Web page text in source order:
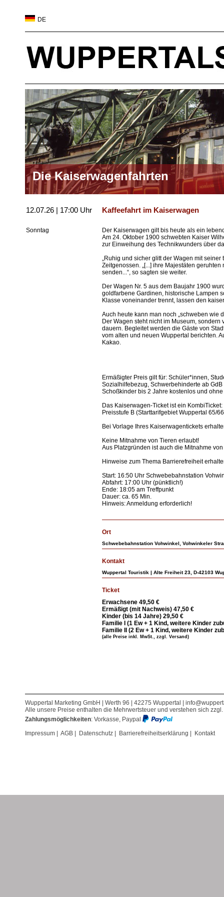
DE
Die Kaiserwagenfahrten
12.07.26 | 17:00 Uhr Kaffeefahrt im Kaiserwagen
Sonntag
Der Kaiserwagen gilt bis heute als ein
Am 24. Oktober 1900 schwebten Kaiser
zur Einweihung des Technikwunders über
„Ruhig und sicher glitt der Wagen mit
Zeitgenossen. „[...] ihre Majestäten
senden...“, so sagten sie weiter.
Der Wagen Nr. 5 aus dem Baujahr 1900
goldfarbene Gardinen, historische Lampen
Klasse voneinander trennt, lassen den
Auch heute kann man noch „schweben wie
Der Wagen steht nicht im Museum,
dauern. Begleitet werden die Gäste von
vom alten und neuen Wuppertal berichten.
Kakao.
Ermäßigter Preis gilt für: Schüler*innen,
Sozialhilfebezug, Schwerbehinderte ab GdB
Schoßkinder bis 2 Jahre kostenlos und
Das Kaiserwagen-Ticket ist ein
Preisstufe B (Starttarifgebiet Wuppertal 65/
Bei Vorlage Ihres Kaiserwagentickets
Keine Mitnahme von Tieren erlaubt!
Aus Platzgründen ist auch die Mitnahme
Hinweise zum Thema Barrierefreiheit
Start: 16:50 Uhr Schwebebahnstation
Abfahrt: 17:00 Uhr (pünktlich!)
Ende: 18:05 am Treffpunkt
Dauer: ca. 65 Min.
Hinweis: Anmeldung erforderlich!
Ort
Schwebebahnstation Vohwinkel, Vohwinkeler
Kontakt
Wuppertal Touristik | Alte Freiheit 23, D-42103
Ticket
Erwachsene 49,50 €
Ermäßigt (mit Nachweis) 47,50 €
Kinder (bis 14 Jahre) 29,50 €
Familie I (1 Ew + 1 Kind, weitere Kinder
Familie II (2 Ew + 1 Kind, weitere Kinder
(alle Preise inkl. MwSt., zzgl. Versand)
Wuppertal Marketing GmbH | Werth 96 | 42275 Wuppertal |
Alle unsere Preise enthalten die Mehrwertsteuer und verstehen sich
Zahlungsmöglichkeiten: Vorkasse, Paypal
Impressum | AGB | Datenschutz | Barrierefreiheitserklärung | Kontakt